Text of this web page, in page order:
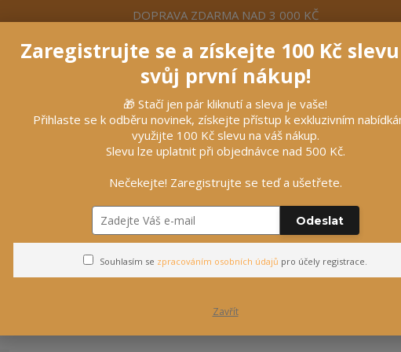
DOPRAVA ZDARMA NAD 3 000 KČ
Důležité informace Více Nevíte si rady? Zavolejte. +420
Vybavení stájí
Hračky pro psy
Nejdražší
Zaregistrujte se a získejte 100 Kč
svůj první nákup!
🎁 Stačí jen pár kliknutí a sleva je vaše!
Přihlaste se k odběru novinek, získejte přístup k exkluzivním
využijte 100 Kč slevu na váš nákup.
Slevu lze uplatnit při objednávce nad 500 Kč.
Nečekejte! Zaregistrujte se teď a ušetřete.
Odeslat
Souhlasím se zpracováním osobních údajů pro účely registrace.
Zavřít